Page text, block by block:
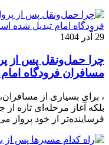
29 آذر 1404
چرا حمل‌ونقل پس از
مسافران فرودگاه
، برای بسیاری از
بلکه آغاز مرحله‌ای تازه
فرساینده‌تر از خود پرواز